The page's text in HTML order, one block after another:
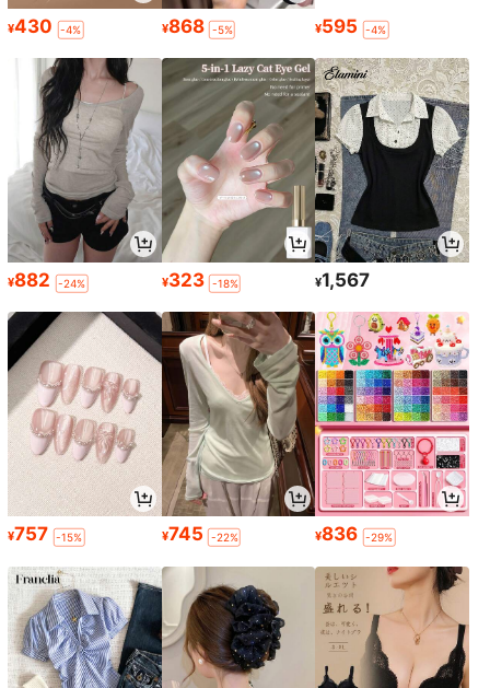
¥430 -4% ¥868 -5% ¥595 -4%
¥882 -24% ¥323 -18% ¥1,567
¥757 -15% ¥745 -22% ¥836 -29%